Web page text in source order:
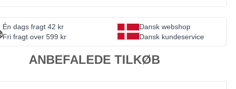
Én dags fragt 42 kr
Fri fragt over 599 kr
Dansk webshop
Dansk kundeservice
ANBEFALEDE TILKØB